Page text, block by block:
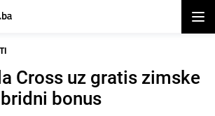
Cross uz gratis zimske
bonus